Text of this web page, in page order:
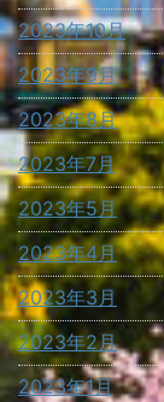
2023年10月
2023年9月
2023年8月
2023年7月
2023年5月
2023年4月
2023年3月
2023年2月
2023年1月